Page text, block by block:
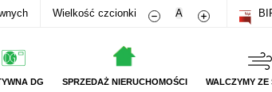
Wielkość czcionki Zmniejsz rozmiar
A Zwiększ
DG SPRZEDAŻ NIERUCHOMOŚCI WALCZYMY ZE